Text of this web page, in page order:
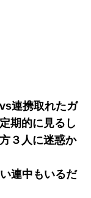
連携取れたガ
期的に見るし
３人に迷惑か
連中もいるだ